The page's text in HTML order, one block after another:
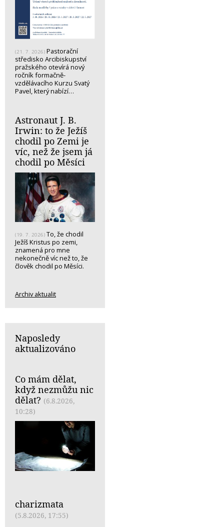
(21. 7. 2026) Pastorační
středisko Arcibiskupství
pražského otevírá nový
ročník formačně-
vzdělávacího Kurzu Svatý
Pavel, který nabízí…
Astronaut J. B.
Irwin: to že Ježíš
chodil po Zemi je
víc, než že jsem já
chodil po Měsíci
(19. 7. 2026) To, že chodil
Ježíš Kristus po zemi,
znamená pro mne
nekonečně víc než to, že
člověk chodil po Měsíci.
Archiv aktualit
Naposledy
aktualizováno
Co mám dělat,
když nezmůžu nic
dělat? (6.8.2026,
10:28)
charizmata
(5.8.2026, 17:55)